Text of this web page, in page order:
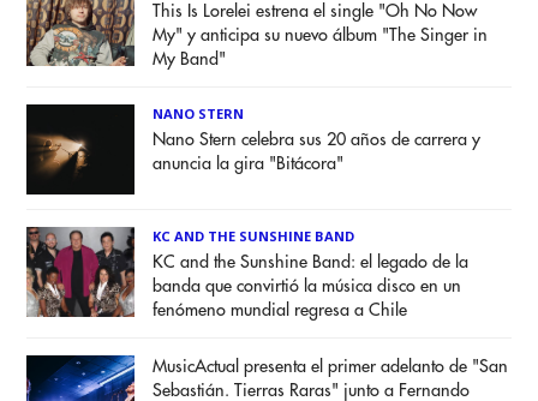
This Is Lorelei estrena el single "Oh No Now
My" y anticipa su nuevo álbum "The Singer in
My Band"
NANO STERN
Nano Stern celebra sus 20 años de carrera y
anuncia la gira "Bitácora"
KC AND THE SUNSHINE BAND
KC and the Sunshine Band: el legado de la
banda que convirtió la música disco en un
fenómeno mundial regresa a Chile
MusicActual presenta el primer adelanto de "San
Sebastián. Tierras Raras" junto a Fernando